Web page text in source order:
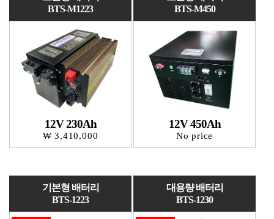
BTS-M1223
12V 230Ah
₩ 3,410,000
BTS-M450
12V 450Ah
No price
기본형 배터리
BTS-1223
대용량 배터리
BTS-1230